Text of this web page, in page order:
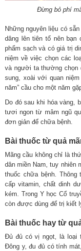
Đừng bỏ phí
Những nguyên liệu có
dâng lên tiên tổ nên bạn
phẩm sạch và có giá trị
niệm về việc chọn các
và người ta thường chọn
sung, xoài với quan
năm” cầu cho một năm
Do đó sau khi hóa vàng,
tươi ngon từ mâm ngũ
đơn giản để chữa bệnh.
Bài thuốc từ quả
Mãng cầu không chỉ là
dân miền Nam, tuy nhiên
thuốc chữa bệnh.
cấp vitamin, chất dinh
kém. Trong Y học Cổ
còn được dùng để trị kiết
Bài thuốc hay từ
Đủ đủ có vị ngọt, là loại
Đông y, đu đủ có tính